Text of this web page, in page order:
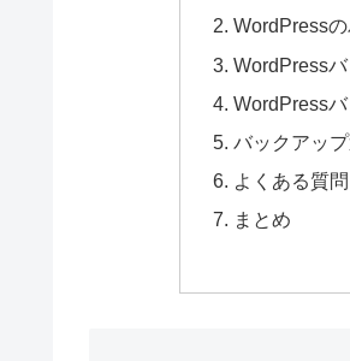
WordPress
WordPress
WordPress
バックアッ
よくある質問
まとめ